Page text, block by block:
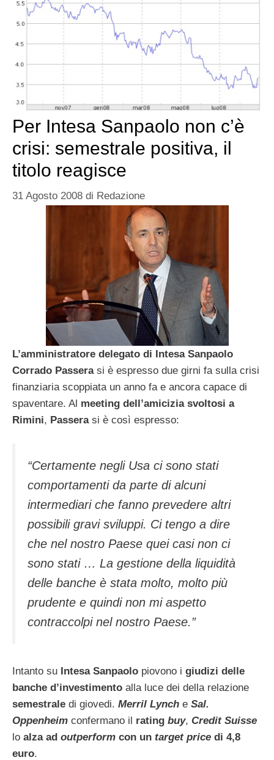
Per Intesa Sanpaolo non c’è
crisi: semestrale positiva, il
titolo reagisce
31 Agosto 2008 di Redazione
L’amministratore delegato di Intesa Sanpaolo
Corrado Passerasi è espresso due girni fa sulla crisi
finanziaria scoppiata un anno fa e ancora capace di
spaventare. Al meeting dell’amicizia svoltosi a
Rimini, Passerasi è così espresso:
“Certamente negli Usa ci sono stati
comportamenti da parte di alcuni
intermediari che fanno prevedere altri
possibili gravi sviluppi. Ci tengo a dire
che nel nostro Paese quei casi non ci
sono stati … La gestione della liquidità
delle banche è stata molto, molto più
prudente e quindi non mi aspetto
contraccolpi nel nostro Paese.”
Intanto su Intesa Sanpaolo piovono i giudizi delle
banche d’investimento alla luce dei della relazione
semestrale di giovedi. Merril Lynch e Sal.
Oppenheim confermano il rating buy, Credit Suisse
lo alza ad outperform con un target price di 4,8
euro.